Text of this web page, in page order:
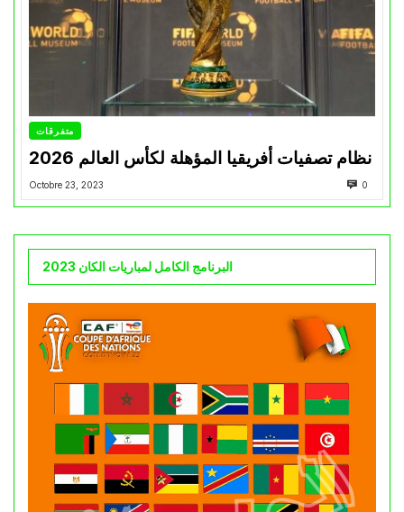
متفرقات
نظام تصفيات أفريقيا المؤهلة لكأس العالم 2026
Octobre 23, 2023 0
البرنامج الكامل لمباريات الكان 2023